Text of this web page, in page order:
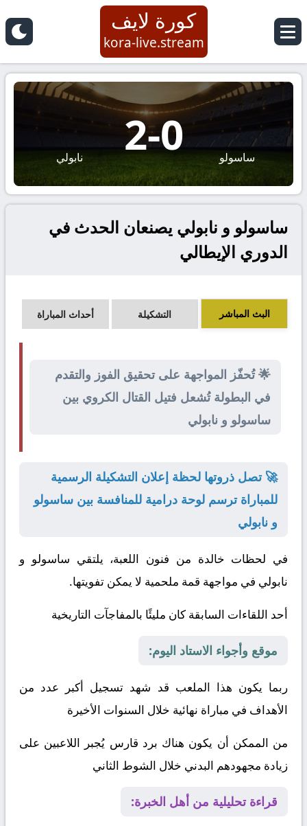
كورة لايف
kora-live.stream
ساسولو 0
-
2 نابولي
ساسولو و نابولي يصنعان الحدث في
الدوري الإيطالي
البث المباشر التشكيلة أحداث المباراة
🌟 تُحفّز المواجهة على تحقيق الفوز والتقدم
في البطولة تُشعل فتيل القتال الكروي بين
ساسولو و نابولي
🚀 تصل ذروتها لحظة إعلان التشكيلة الرسمية
للمباراة ترسم لوحة درامية للمنافسة بين ساسولو
و نابولي
في لحظات خالدة من فنون اللعبة، يلتقي ساسولو و
نابولي في مواجهة قمة ملحمية لا يمكن تفويتها.
أحد اللقاءات السابقة كان مليئًا بالمفاجآت التاريخية
موقع وأجواء الاستاد اليوم:
ربما يكون هذا الملعب قد شهد تسجيل أكبر عدد من
الأهداف في مباراة نهائية خلال السنوات الأخيرة
من الممكن أن يكون هناك برد قارس يُجبر اللاعبين على
زيادة مجهودهم البدني خلال الشوط الثاني
قراءة تحليلية من أهل الخبرة: